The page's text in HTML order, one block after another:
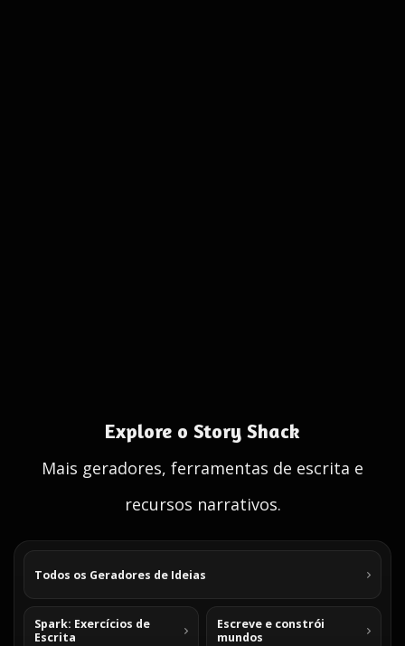
Explore o Story Shack
Mais geradores, ferramentas de escrita e
recursos narrativos.
Todos os Geradores de Ideias
Spark: Exercícios de
Escrita
Escreve e constrói
mundos